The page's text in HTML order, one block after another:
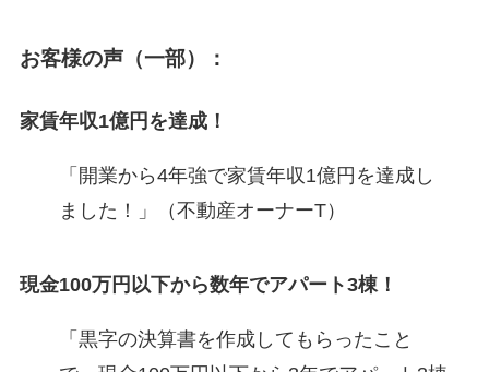
お客様の声（一部）：
家賃年収1億円を達成！
「開業から4年強で家賃年収1億円を達成し
ました！」（不動産オーナーT）
現金100万円以下から数年でアパート3棟！
「黒字の決算書を作成してもらったこと